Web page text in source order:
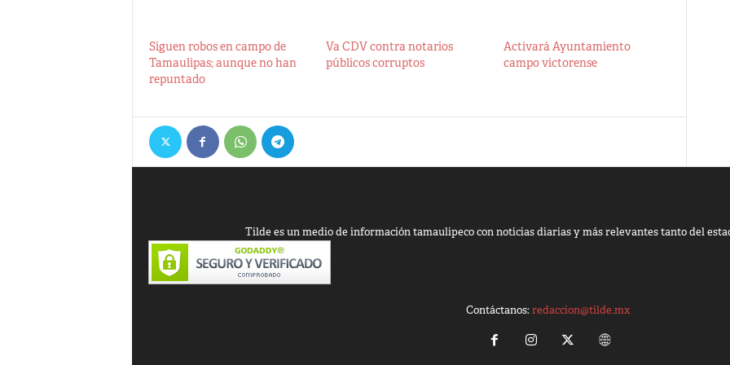
Siguen robos en campo de
Tamaulipas; aunque no han
repuntado
Va CDV contra notarios
públicos corruptos
Activará Ayuntamiento
campo victorense
Tilde es un medio de información tamaulipeco con noticias diarias y más relevantes tanto del
Contáctanos:redaccion@tilde.mx